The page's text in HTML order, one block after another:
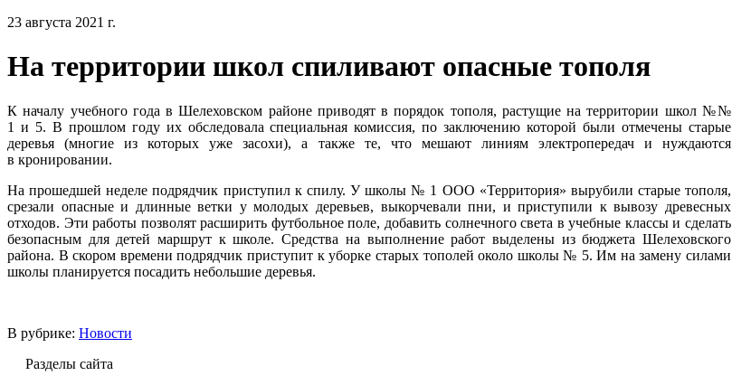
23 августа 2021 г.
На территории школ спиливают опасные тополя
К началу учебного года в Шелеховском районе приводят в порядок тополя, растущие на территории школ №№
1 и 5. В прошлом году их обследовала специальная комиссия, по заключению которой были отмечены старые
деревья (многие из которых уже засохи), а также те, что мешают линиям электропередач и нуждаются
в кронировании.
На прошедшей неделе подрядчик приступил к спилу. У школы № 1 ООО «Территория» вырубили старые тополя,
срезали опасные и длинные ветки у молодых деревьев, выкорчевали пни, и приступили к вывозу древесных
отходов. Эти работы позволят расширить футбольное поле, добавить солнечного света в учебные классы и сделать
безопасным для детей маршрут к школе. Средства на выполнение работ выделены из бюджета Шелеховского
района. В скором времени подрядчик приступит к уборке старых тополей около школы № 5. Им на замену силами
школы планируется посадить небольшие деревья.
В рубрике: Новости
Разделы сайта